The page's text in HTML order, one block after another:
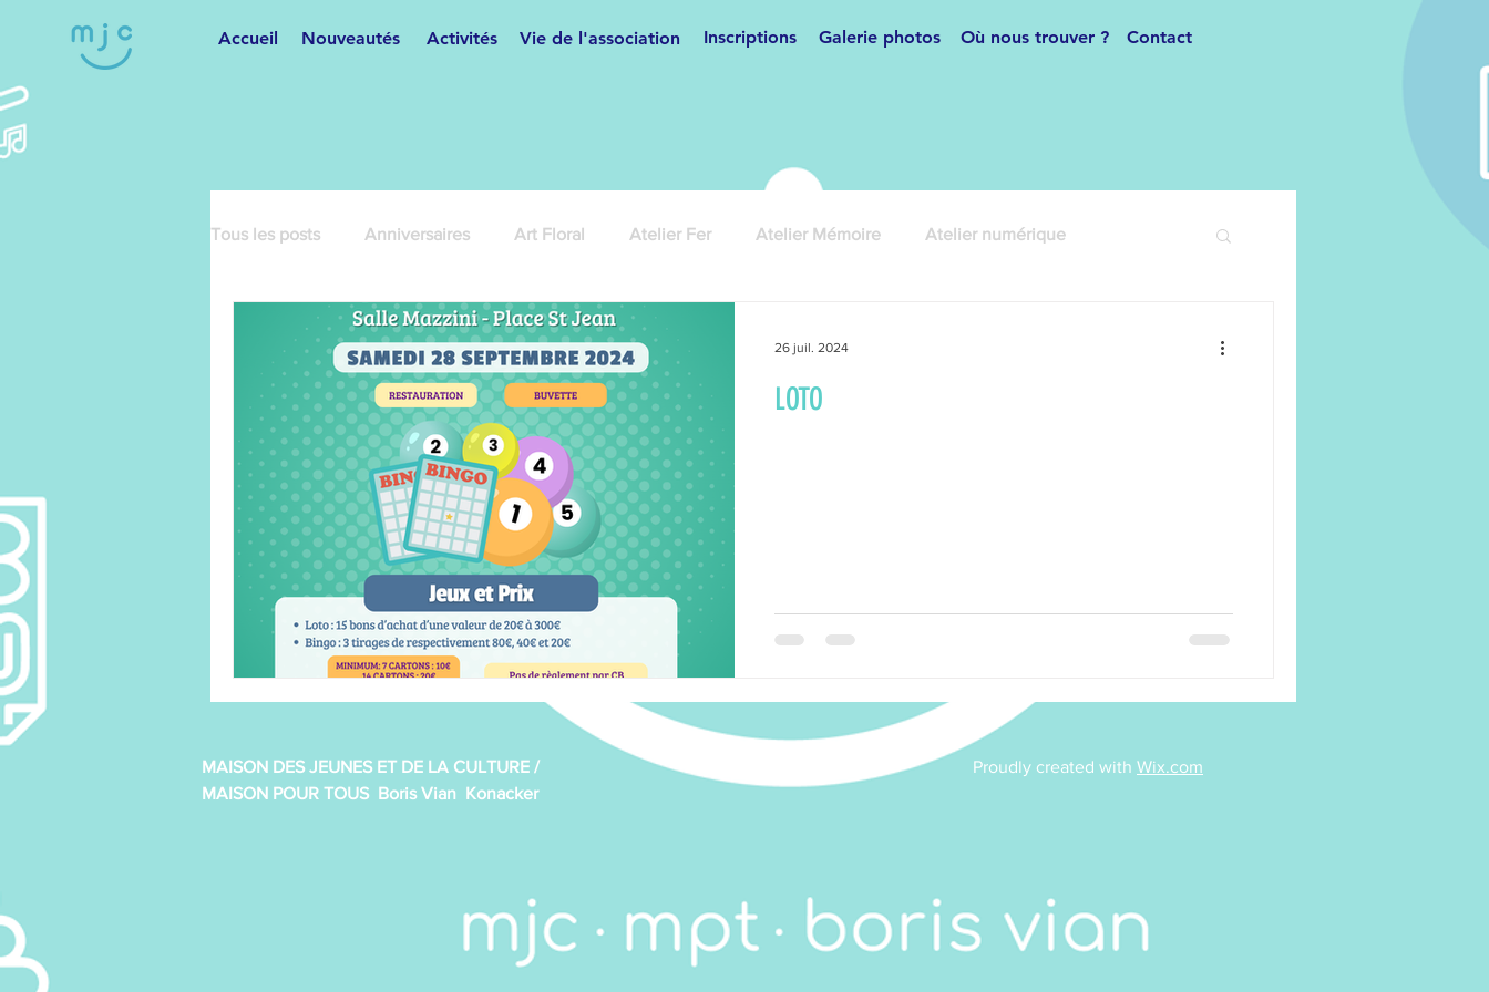
Accueil Nouveautés Activités Vie de l'association Inscriptions Galerie photos Où nous trouver ? Contact
Tous les posts Anniversaires Art Floral Atelier Fer Atelier Mémoire Atelier numérique
Cartonnage Cours de danses Cours de français
Danses variées Fêtes et manifestations Hip Hop/Breakdance
Line Dance Loisirs créatifs Marche News de la MJC
P'tits pâtissiers enfant Qi gong Scrabble Solidarité de proximité
Tricot/crochet
LOTO
26 juil. 2024
MAISON DES JEUNES ET DE LA CULTURE /
MAISON POUR TOUS Boris Vian Konacker
Proudly created with Wix.com